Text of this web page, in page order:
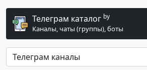
Телеграм каталог by
Каналы, чаты (группы), боты